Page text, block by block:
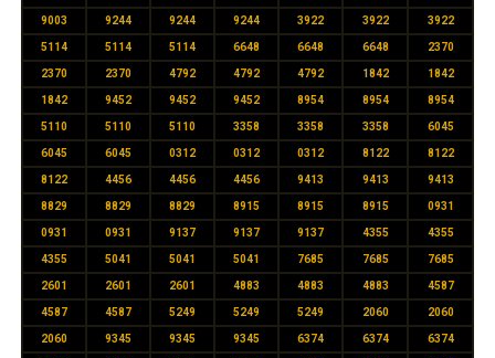
9003 9244 9244 9244 3922 3922 3922
5114 5114 5114 6648 6648 6648 2370
2370 2370 4792 4792 4792 1842 1842
1842 9452 9452 9452 8954 8954 8954
5110 5110 5110 3358 3358 3358 6045
6045 6045 0312 0312 0312 8122 8122
8122 4456 4456 4456 9413 9413 9413
8829 8829 8829 8915 8915 8915 0931
0931 0931 9137 9137 9137 4355 4355
4355 5041 5041 5041 7685 7685 7685
2601 2601 2601 4883 4883 4883 4587
4587 4587 5249 5249 5249 2060 2060
2060 9345 9345 9345 6374 6374 6374